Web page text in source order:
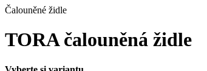
Čalouněné židle
TORA čalouněná židle